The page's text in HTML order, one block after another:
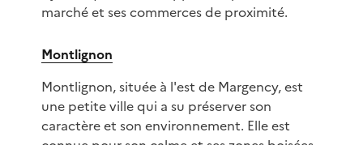
marché et ses commerces de proximité.
Montlignon
Montlignon, située à l'est de Margency, est
une petite ville qui a su préserver son
caractère et son environnement. Elle est